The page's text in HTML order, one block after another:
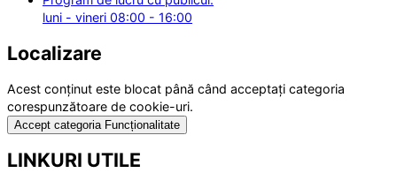
luni - vineri 08:00 - 16:00
Localizare
Acest conținut este blocat până când acceptați categoria
corespunzătoare de cookie-uri.
Accept categoria Funcționalitate
LINKURI UTILE